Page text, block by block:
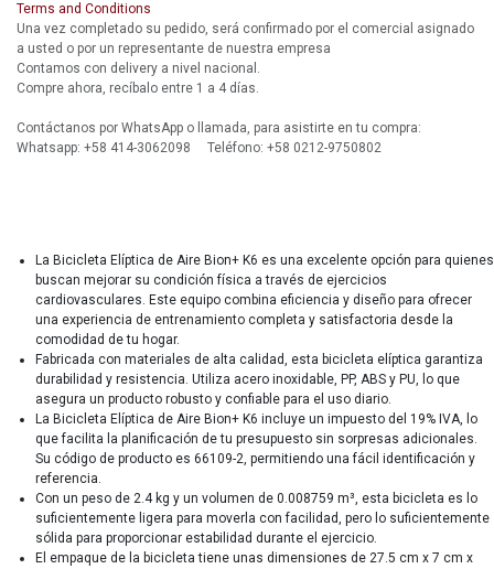
Terms and Conditions
Una vez completado su pedido, será confirmado por el comercial asignado
a usted o por un representante de nuestra empresa
Contamos con delivery a nivel nacional.
Compre ahora, recíbalo entre 1 a 4 días.
Contáctanos por WhatsApp o llamada, para asistirte en tu compra:
Whatsapp: +58 414-3062098 Teléfono: +58 0212-9750802
La Bicicleta Elíptica de Aire Bion+ K6 es una excelente opción para quienes
buscan mejorar su condición física a través de ejercicios
cardiovasculares. Este equipo combina eficiencia y diseño para ofrecer
una experiencia de entrenamiento completa y satisfactoria desde la
comodidad de tu hogar.
Fabricada con materiales de alta calidad, esta bicicleta elíptica garantiza
durabilidad y resistencia. Utiliza acero inoxidable, PP, ABS y PU, lo que
asegura un producto robusto y confiable para el uso diario.
La Bicicleta Elíptica de Aire Bion+ K6 incluye un impuesto del 19% IVA, lo
que facilita la planificación de tu presupuesto sin sorpresas adicionales.
Su código de producto es 66109-2, permitiendo una fácil identificación y
referencia.
Con un peso de 2.4 kg y un volumen de 0.008759 m³, esta bicicleta es lo
suficientemente ligera para moverla con facilidad, pero lo suficientemente
sólida para proporcionar estabilidad durante el ejercicio.
El empaque de la bicicleta tiene unas dimensiones de 27.5 cm x 7 cm x